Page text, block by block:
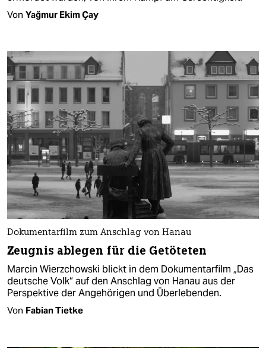
Von Yağmur Ekim Çay
Dokumentarfilm zum Anschlag von Hanau
Zeugnis ablegen für die Getöteten
Marcin Wierzchowski blickt in dem Dokumentarfilm „Das
deutsche Volk“ auf den Anschlag von Hanau aus der
Perspektive der Angehörigen und Überlebenden.
Von Fabian Tietke